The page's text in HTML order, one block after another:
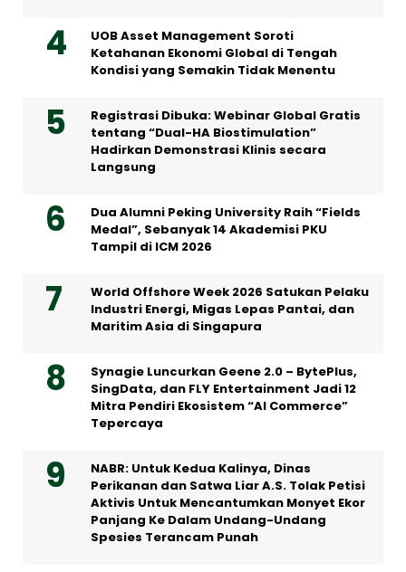
UOB Asset Management Soroti
Ketahanan Ekonomi Global di Tengah
Kondisi yang Semakin Tidak Menentu
Registrasi Dibuka: Webinar Global Gratis
tentang “Dual-HA Biostimulation”
Hadirkan Demonstrasi Klinis secara
Langsung
Dua Alumni Peking University Raih “Fields
Medal”, Sebanyak 14 Akademisi PKU
Tampil di ICM 2026
World Offshore Week 2026 Satukan Pelaku
Industri Energi, Migas Lepas Pantai, dan
Maritim Asia di Singapura
Synagie Luncurkan Geene 2.0 – BytePlus,
SingData, dan FLY Entertainment Jadi 12
Mitra Pendiri Ekosistem “AI Commerce”
Tepercaya
NABR: Untuk Kedua Kalinya, Dinas
Perikanan dan Satwa Liar A.S. Tolak Petisi
Aktivis Untuk Mencantumkan Monyet Ekor
Panjang Ke Dalam Undang-Undang
Spesies Terancam Punah